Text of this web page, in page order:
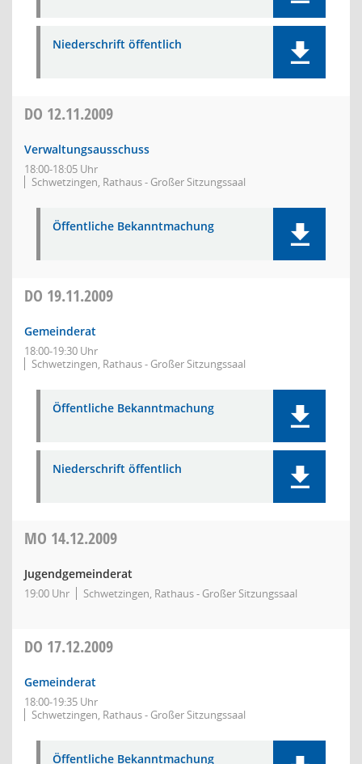
Niederschrift öffentlich
DO 12.11.2009
Verwaltungsausschuss
18:00-18:05 Uhr
Schwetzingen, Rathaus - Großer Sitzungssaal
Öffentliche Bekanntmachung
DO 19.11.2009
Gemeinderat
18:00-19:30 Uhr
Schwetzingen, Rathaus - Großer Sitzungssaal
Öffentliche Bekanntmachung
Niederschrift öffentlich
MO 14.12.2009
Jugendgemeinderat
19:00 Uhr Schwetzingen, Rathaus - Großer Sitzungssaal
DO 17.12.2009
Gemeinderat
18:00-19:35 Uhr
Schwetzingen, Rathaus - Großer Sitzungssaal
Öffentliche Bekanntmachung